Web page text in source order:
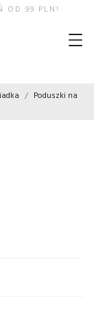
OD 99 PLN!
Poduszki na